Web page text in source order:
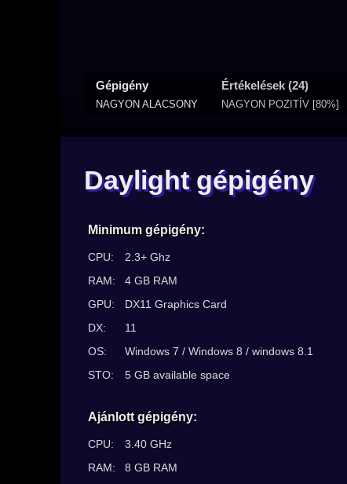
Gépigény
NAGYON ALACSONY
Értékelések (24)
NAGYON POZITÍV [80%]
Daylight gépigény
Minimum gépigény:
CPU:
2.3+ Ghz
RAM:
4 GB RAM
GPU:
DX11 Graphics Card
DX:
11
OS:
Windows 7 / Windows 8 / windows 8.1
STO:
5 GB available space
Ajánlott gépigény:
CPU:
3.40 GHz
RAM:
8 GB RAM